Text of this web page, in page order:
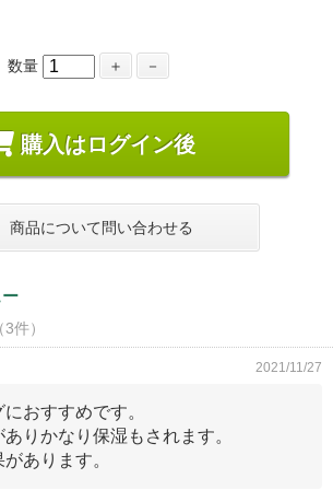
数量 ＋ －
購入はログイン後
商品について問い合わせる
（3件）
2021/11/27
おすすめです。
りかなり保湿もされます。
あります。